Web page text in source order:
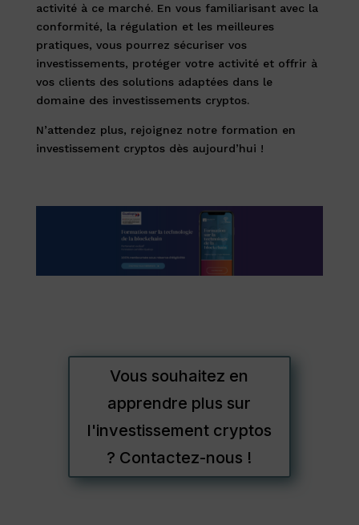
activité à ce marché. En vous familiarisant avec la
conformité, la régulation et les meilleures
pratiques, vous pourrez sécuriser vos
investissements, protéger votre activité et offrir à
vos clients des solutions adaptées dans le
domaine des investissements cryptos.
N’attendez plus, rejoignez notre formation en
investissement cryptos dès aujourd’hui !
Vous souhaitez en
apprendre plus sur
l'investissement cryptos
? Contactez-nous !